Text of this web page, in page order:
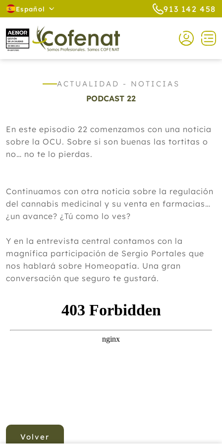
Español 913 142 458
ACTUALIDAD - NOTICIAS
PODCAST 22
En este episodio 22 comenzamos con una noticia
sobre la OCU. Sobre si son buenas las tortitas o
no… no te lo pierdas.
Continuamos con otra noticia sobre la regulación
del cannabis medicinal y su venta en farmacias…
¿un avance? ¿Tú como lo ves?
Y en la entrevista central contamos con la
magnífica participación de Sergio Portales que
nos hablará sobre Homeopatía. Una gran
conversación que seguro te gustará.
Volver